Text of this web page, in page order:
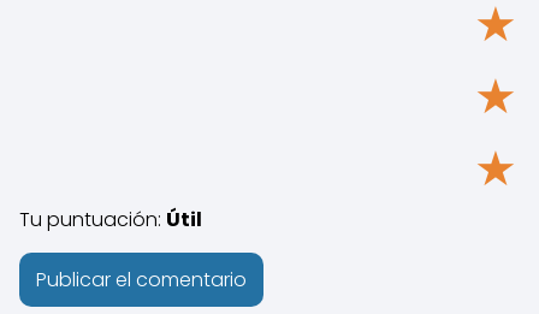
★
★
★
Tu puntuación: Útil